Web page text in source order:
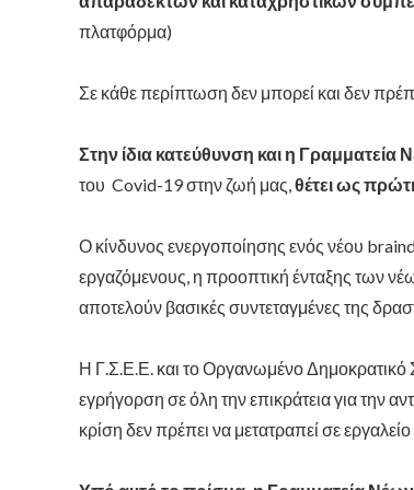
πλατφόρμα)
Σε κάθε περίπτωση δεν μπορεί και δεν
Στην ίδια κατεύθυνση και η Γραμματεία
του Covid-19 στην ζωή μας,θέτει ως
Ο κίνδυνος ενεργοποίησης ενός νέου
εργαζόμενους, η προοπτική ένταξης των
αποτελούν βασικές συντεταγμένες της
Η Γ.Σ.Ε.Ε. και το Οργανωμένο Δημοκρατικό
εγρήγορση σε όλη την επικράτεια για την
κρίση δεν πρέπει να μετατραπεί σε